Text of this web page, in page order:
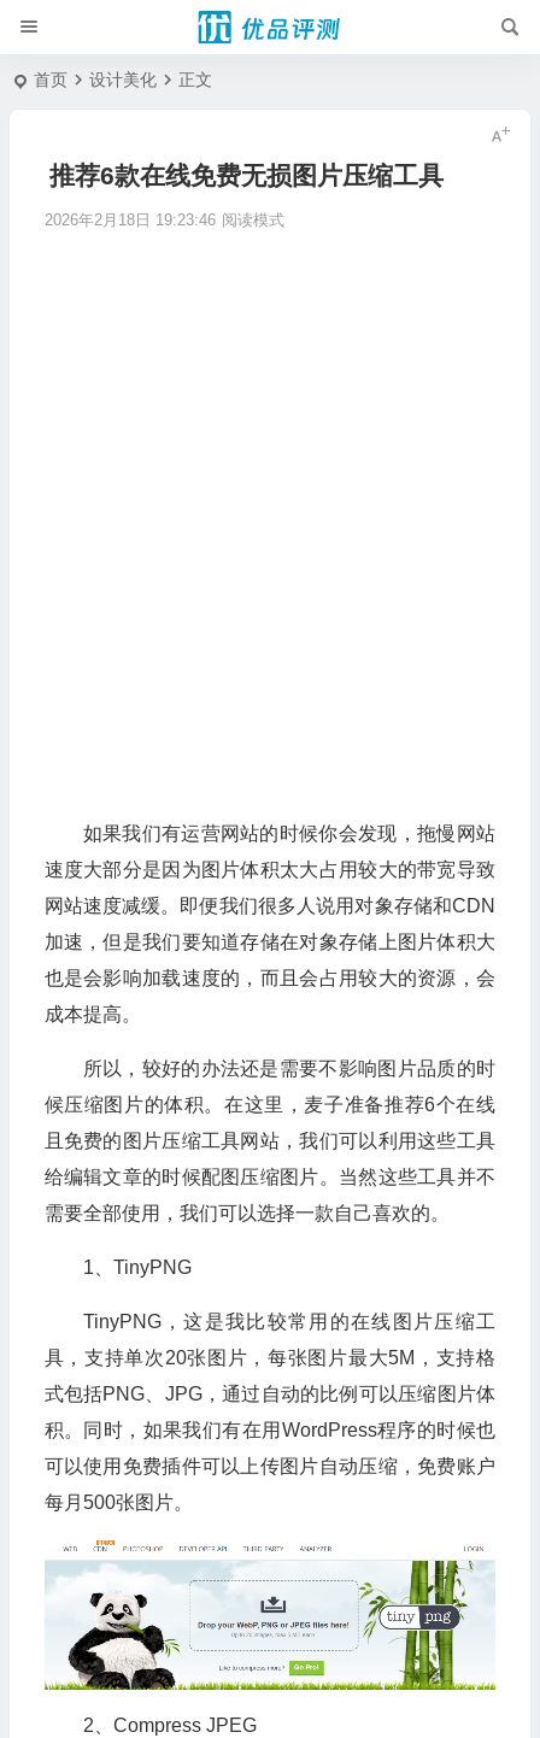
首页 设计美化 正文
推荐6款在线免费无损图片压缩工具
2026年2月18日 19:23:46 阅读模式
如果我们有运营网站的时候你会发现，拖慢网站
速度大部分是因为图片体积太大占用较大的带宽导致
网站速度减缓。即便我们很多人说用对象存储和CDN
加速，但是我们要知道存储在对象存储上图片体积大
也是会影响加载速度的，而且会占用较大的资源，会
成本提高。
所以，较好的办法还是需要不影响图片品质的时
候压缩图片的体积。在这里，麦子准备推荐6个在线
且免费的图片压缩工具网站，我们可以利用这些工具
给编辑文章的时候配图压缩图片。当然这些工具并不
需要全部使用，我们可以选择一款自己喜欢的。
1、TinyPNG
TinyPNG，这是我比较常用的在线图片压缩工
具，支持单次20张图片，每张图片最大5M，支持格
式包括PNG、JPG，通过自动的比例可以压缩图片体
积。同时，如果我们有在用WordPress程序的时候也
可以使用免费插件可以上传图片自动压缩，免费账户
每月500张图片。
2、Compress JPEG